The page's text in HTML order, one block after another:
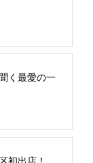
く最愛の一